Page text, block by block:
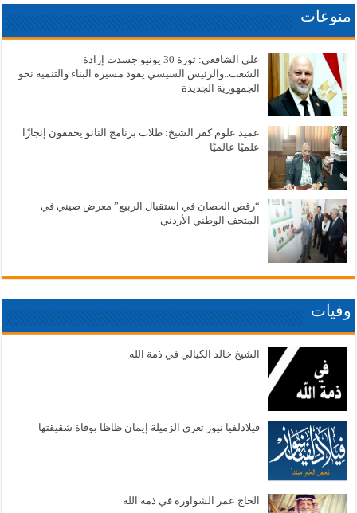
منوعات
علي الشافعي: ثورة 30 يونيو جسدت إرادة
الشعب..والرئيس السيسي يقود مسيرة البناء والتنمية نحو
الجمهورية الجديدة
عميد علوم كفر الشيخ: طلاب برنامج النانو يحققون إنجازًا
علميًا عالميًا
“رقص الحصان في استقبال الربيع” معرض صيني في
المتحف الوطني الأردني
وفيات
الشيخ خالد الكيالي في ذمة الله
فيلادلفيا نيوز تعزي الزميلة إيمان ظاظا بوفاة شقيقتها
الحاج عمر الشواورة في ذمة الله